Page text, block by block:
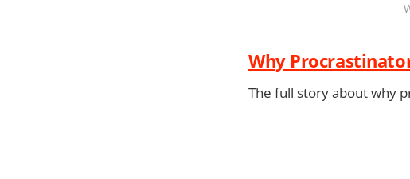
Why
The full story about why